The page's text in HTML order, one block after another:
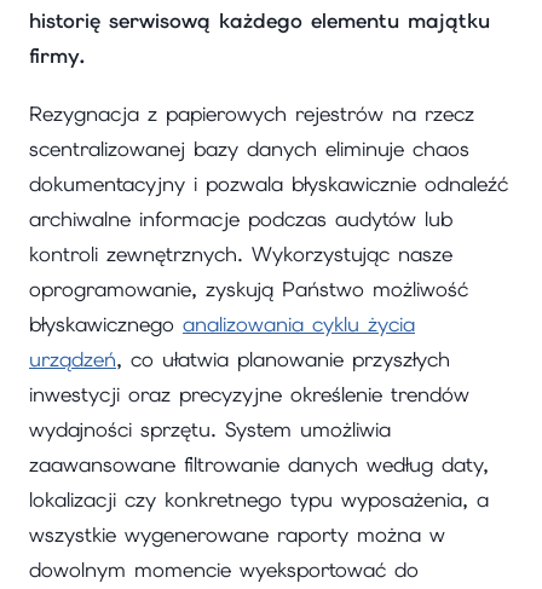
historię serwisową każdego elementu majątku
firmy.
Rezygnacja z papierowych rejestrów na rzecz
scentralizowanej bazy danych eliminuje chaos
dokumentacyjny i pozwala błyskawicznie odnaleźć
archiwalne informacje podczas audytów lub
kontroli zewnętrznych. Wykorzystując nasze
oprogramowanie, zyskują Państwo możliwość
błyskawicznego analizowania cyklu życia
urządzeń, co ułatwia planowanie przyszłych
inwestycji oraz precyzyjne określenie trendów
wydajności sprzętu. System umożliwia
zaawansowane filtrowanie danych według daty,
lokalizacji czy konkretnego typu wyposażenia, a
wszystkie wygenerowane raporty można w
dowolnym momencie wyeksportować do